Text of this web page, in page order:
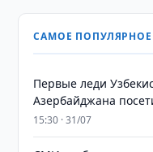
САМОЕ ПОПУЛЯРНОЕ
Первые леди
Азербайджана
15:30 · 31/07